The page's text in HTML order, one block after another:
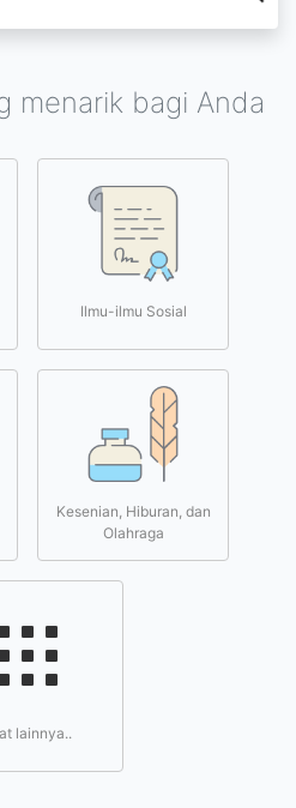
menarik bagi Anda
Ilmu-ilmu Sosial
Kesenian, Hiburan, dan
Olahraga
lainnya..